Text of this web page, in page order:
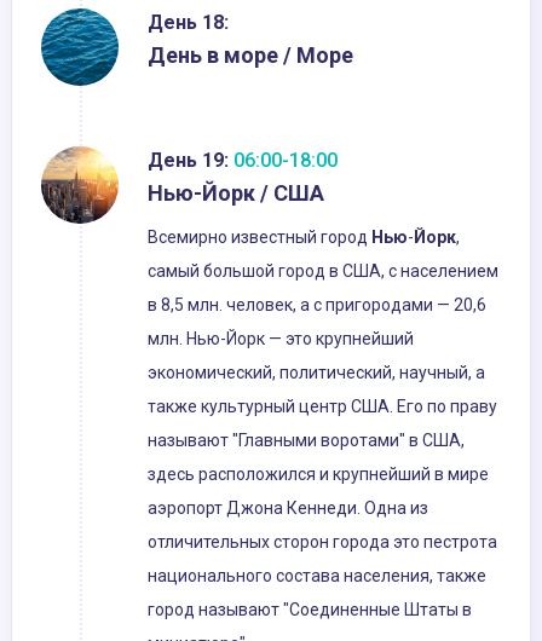
День 18:
День в море / Море
День 19: 06:00-18:00
Нью-Йорк / США
Всемирно известный город Нью- Йорк,
самый большой город в США, с населением
в 8,5 млн. человек, а с пригородами — 20,6
млн. Нью-Йорк — это крупнейший
экономический, политический, научный, а
также культурный центр США. Его по праву
называют "Главными воротами" в США,
здесь расположился и крупнейший в мире
аэропорт Джона Кеннеди. Одна из
отличительных сторон города это пестрота
национального состава населения, также
город называют "Соединенные Штаты в